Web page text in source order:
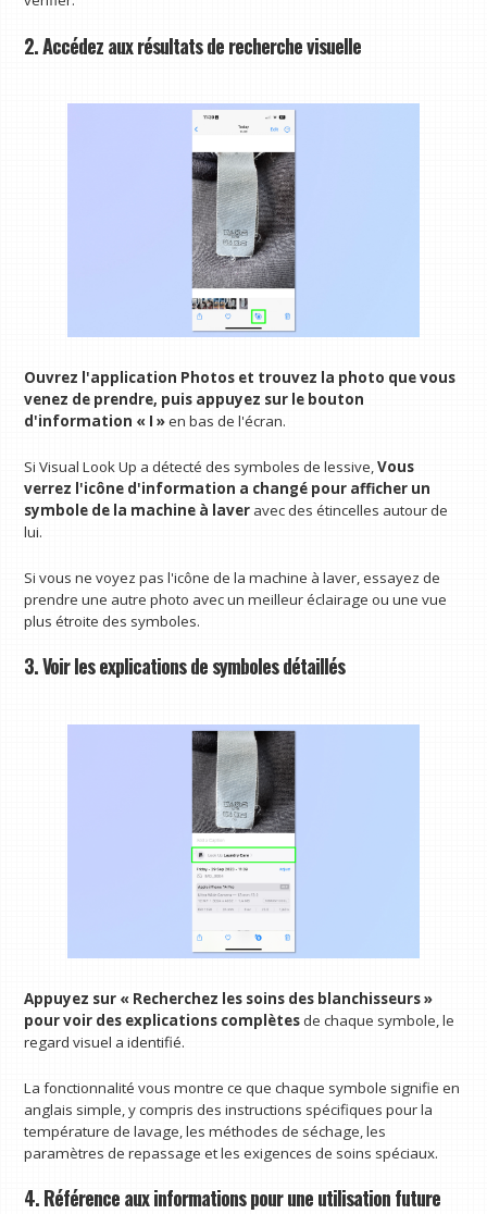
2. Accédez aux résultats de recherche visuelle
Ouvrez l'application Photos et trouvez la photo que vous
venez de prendre, puis appuyez sur le bouton
d'information « I »en bas de l'écran.
Si Visual Look Up a détecté des symboles de lessive,Vous
verrez l'icône d'information a changé pour afficher un
symbole de la machine à laver avec des étincelles autour de
lui.
Si vous ne voyez pas l'icône de la machine à laver, essayez de
prendre une autre photo avec un meilleur éclairage ou une vue
plus étroite des symboles.
3. Voir les explications de symboles détaillés
Appuyez sur « Recherchez les soins des blanchisseurs »
pour voir des explications complètesde chaque symbole, le
regard visuel a identifié.
La fonctionnalité vous montre ce que chaque symbole signifie en
anglais simple, y compris des instructions spécifiques pour la
température de lavage, les méthodes de séchage, les
paramètres de repassage et les exigences de soins spéciaux.
4. Référence aux informations pour une utilisation future